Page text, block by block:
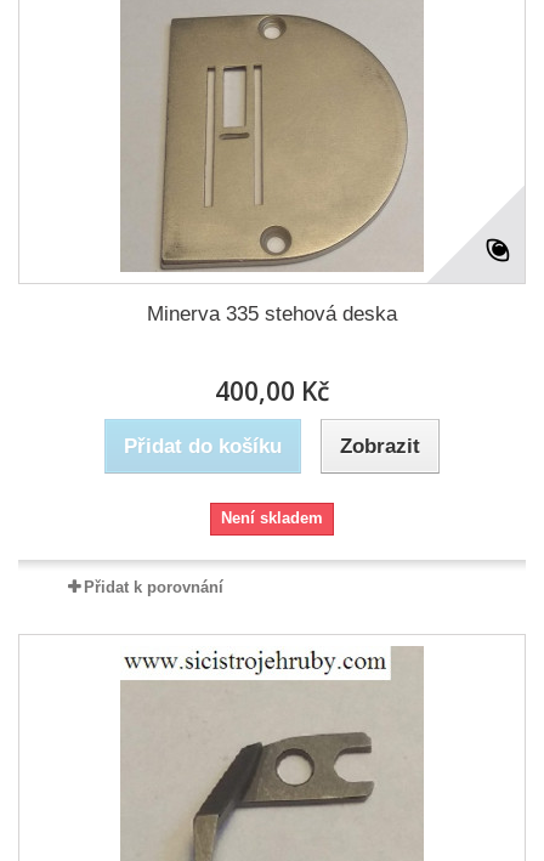
Minerva 335 stehová deska
400,00 Kč
Přidat do košíku Zobrazit
Není skladem
Přidat k porovnání